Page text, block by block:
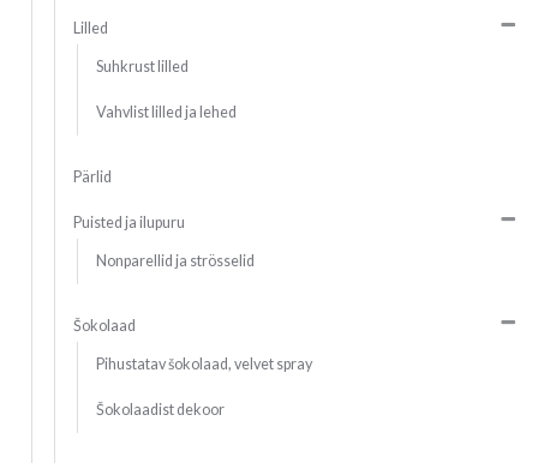
Lilled
Suhkrust lilled
Vahvlist lilled ja lehed
Pärlid
Puisted ja ilupuru
Nonparellid ja strösselid
Šokolaad
Pihustatav šokolaad, velvet spray
Šokolaadist dekoor